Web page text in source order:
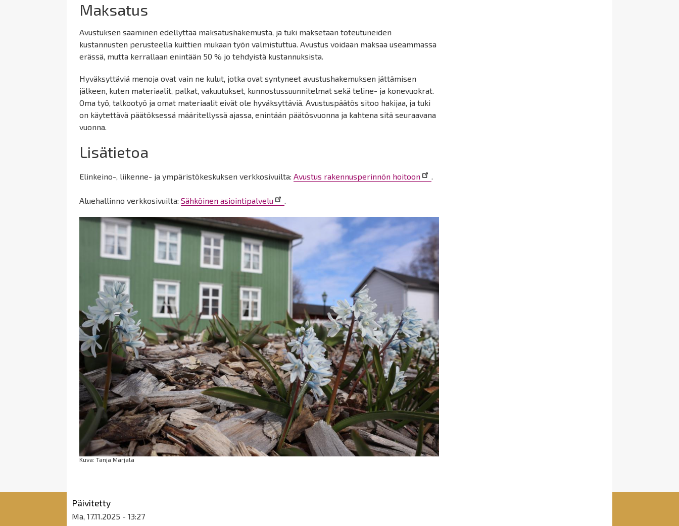
Maksatus
Avustuksen saaminen edellyttää maksatushakemusta, ja tuki maksetaan toteutuneiden
kustannusten perusteella kuittien mukaan työn valmistuttua. Avustus voidaan maksaa useammassa
erässä, mutta kerrallaan enintään 50 % jo tehdyistä kustannuksista.
Hyväksyttäviä menoja ovat vain ne kulut, jotka ovat syntyneet avustushakemuksen jättämisen
jälkeen, kuten materiaalit, palkat, vakuutukset, kunnostussuunnitelmat sekä teline- ja konevuokrat.
Oma työ, talkootyö ja omat materiaalit eivät ole hyväksyttäviä. Avustuspäätös sitoo hakijaa, ja tuki
on käytettävä päätöksessä määritellyssä ajassa, enintään päätösvuonna ja kahtena sitä seuraavana
vuonna.
Lisätietoa
Elinkeino-, liikenne- ja ympäristökeskuksen verkkosivuilta: Avustus rakennusperinnön hoitoon .
Aluehallinno verkkosivuilta: Sähköinen asiointipalvelu .
Kuva: Tanja Marjala
Päivitetty
Ma, 17.11.2025 - 13:27